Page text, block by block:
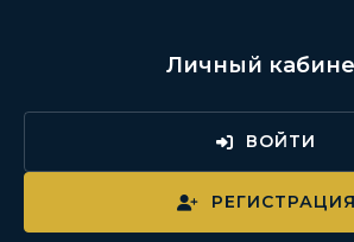
Личный
ВОЙТИ
РЕГИСТРАЦИЯ